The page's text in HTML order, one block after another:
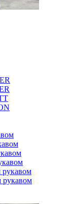
рукавом